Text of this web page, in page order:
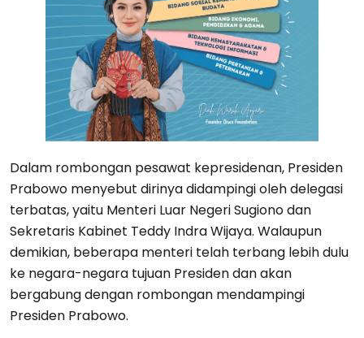
Dalam rombongan pesawat kepresidenan, Presiden
Prabowo menyebut dirinya didampingi oleh delegasi
terbatas, yaitu Menteri Luar Negeri Sugiono dan
Sekretaris Kabinet Teddy Indra Wijaya. Walaupun
demikian, beberapa menteri telah terbang lebih dulu
ke negara-negara tujuan Presiden dan akan
bergabung dengan rombongan mendampingi
Presiden Prabowo.